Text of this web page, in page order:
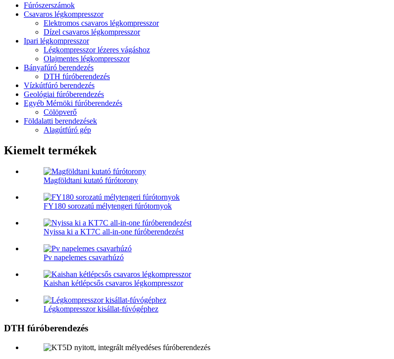
Fúrószerszámok
Csavaros légkompresszor
Elektromos csavaros légkompresszor
Dízel csavaros légkompresszor
Ipari légkompresszor
Légkompresszor lézeres vágáshoz
Olajmentes légkompresszor
Bányafúró berendezés
DTH fúróberendezés
Vízkútfúró berendezés
Geológiai fúróberendezés
Egyéb Mérnöki fúróberendezés
Cölöpverő
Földalatti berendezések
Alagútfúró gép
Kiemelt termékek
Magföldtani kutató fúrótorony
FY180 sorozatú mélytengeri fúrótornyok
Nyissa ki a KT7C all-in-one fúróberendezést
Pv napelemes csavarhúzó
Kaishan kétlépcsős csavaros légkompresszor
Légkompresszor kisállat-fúvógéphez
DTH fúróberendezés